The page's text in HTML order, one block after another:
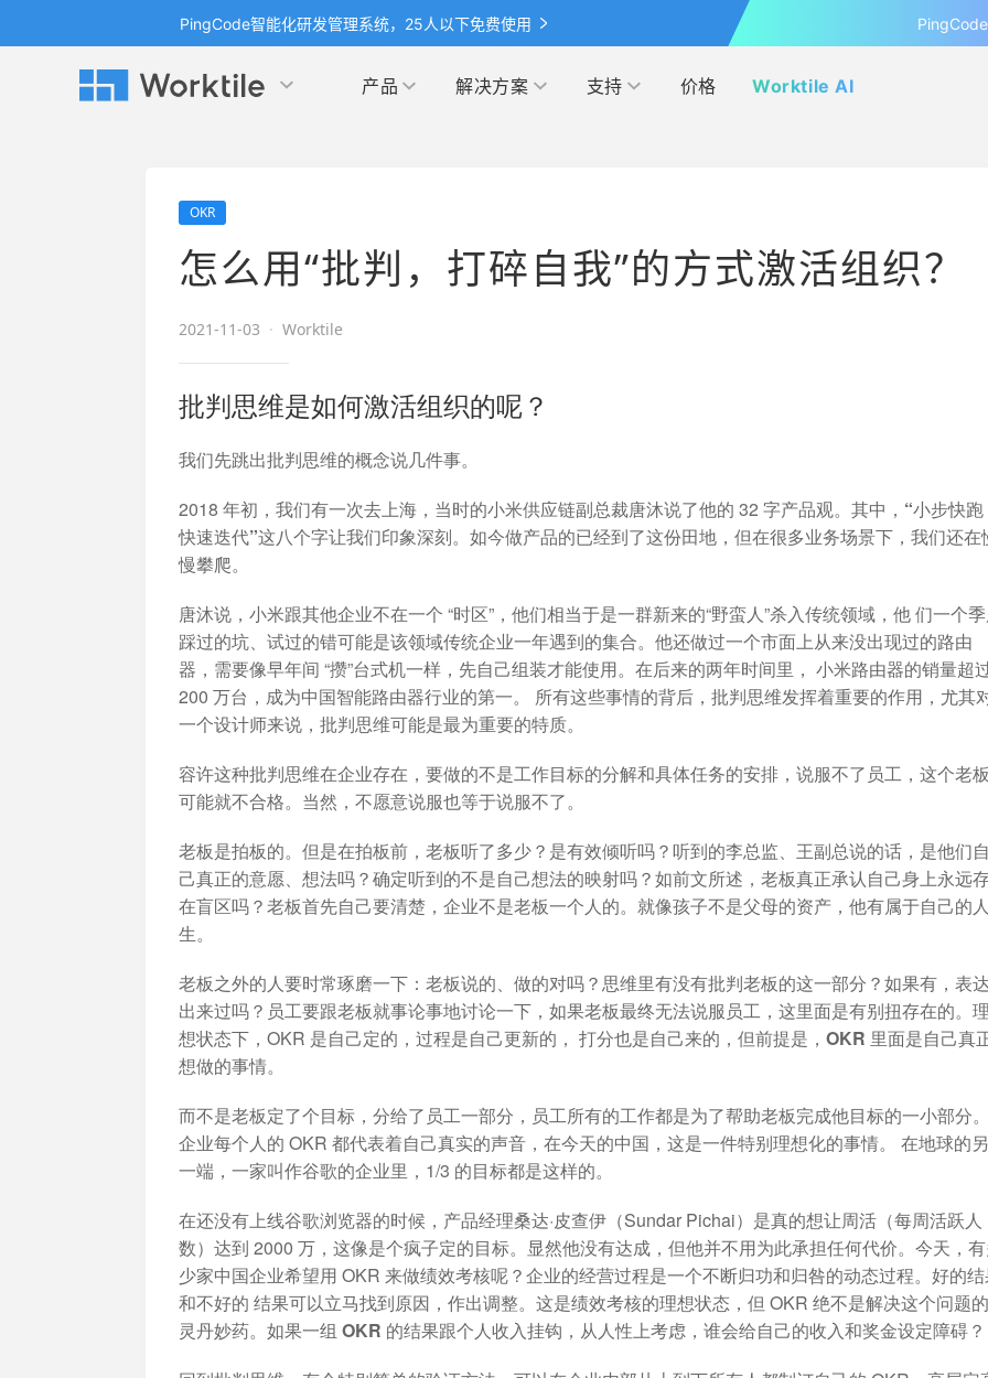
PingCode智能化研发管理系统，25人以下免费使用
产品
以项目化的方式管理企业任务 国内率先覆盖 OKR 全流程的应用 超大容量的企业级网盘
专注于工作场景的即时通讯工具
Worktile 旗下智能化研发管理工具 解决方案
人事行政
Worktile 旗下智能化研发管理工具 支持
全面了解 Worktile 的使用方法和技巧
地 OKR、敏捷研发等先进理念
加入开放平台，打造更好的开放平台
发现最新的产品动态、业界资讯和见
解洞察
生态联盟计划
与 Worktile 联合打造互助共赢的生态
体系
探索各行各业在 Worktile 上的最
践
我们的投资方
Worktile 旗下智能化研发管理工具 价格 Worktile AI
OKR
怎么用“批判，打碎自我”的方式激活组织？
2021-11-03 · Worktile
批判思维是如何激活组织的呢？
我们先跳出批判思维的概念说几件事。
2018 年初，我们有一次去上海，当时的小米供应链副总裁唐沐说了他的 32 字产品观。其中， “小步快跑
快速迭代”这八个字让我们印象深刻。如今做产品的已经到了这份田地，但在很多业务场景下，我们还在
慢攀爬。
唐沐说，小米跟其他企业不在一个 “时区”，他们相当于是一群新来的“野蛮人”杀入传统领域，他 们一个
踩过的坑、试过的错可能是该领域传统企业一年遇到的集合。他还做过一个市面上从来没出现过的路由
器，需要像早年间 “攒”台式机一样，先自己组装才能使用。在后来的两年时间里， 小米路由器的销量超
200 万台，成为中国智能路由器行业的第一。 所有这些事情的背后，批判思维发挥着重要的作用 ，尤其
一个设计师来说，批判思维可能是最为重要的特质。
容许这种批判思维在企业存在，要做的不是工作目标的分解和具体任务的安排，说服不了员工，这个老板
可能就不合格。当然，不愿意说服也等于说服不了。
老板是拍板的。但是在拍板前，老板听了多少？是有效倾听吗？听到的李总监、王副总说的话，是他们自
己真正的意愿、想法吗？确定听到的不是自己想法的映射吗？如前文所述，老板真正承认自己身上永远
在盲区吗？老板首先自己要清楚，企业不是老板一个人的。就像孩子不是父母的资产，他有属于自己的人
生。
老板之外的人要时常琢磨一下：老板说的、做的对吗？思维里有没有批判老板的这一部分？如果有，表达
出来过吗？员工要跟老板就事论事地讨论一下，如果老板最终无法说服员工，这里面是有别扭存在的。理
想状态下，OKR 是自己定的，过程是自己更新的， 打分也是自己来的， 但前提是，OKR 里面是自己真
想做的事情。
而不是老板定了个目标，分给了员工一部分，员工所有的工作都是为了帮助老板完成他目标的一小部分。
企业每个人的 OKR 都代表着自己真实的声音，在今天的中国，这是一件特别理想化的事情。 在地球的另
一端，一家叫作谷歌的企业里，1/3 的目标都是这样的。
在还没有上线谷歌浏览器的时候，产品经理桑达·皮查伊（Sundar Pichai）是真的想让周活（每周活跃人
数）达到 2000 万，这像是个疯子定的目标。显然他没有达成，但他并不用为此承担任何代价。今天，
少家中国企业希望用 OKR 来做绩效考核呢？企业的经营过程是一个不断归功和归咎的动态过程。好的
和不好的 结果可以立马找到原因，作出调整。这是绩效考核的理想状态，但 OKR 绝不是解决这个问题的
灵丹妙药。 如果一组 OKR 的结果跟个人收入挂钩，从人性上考虑，谁会给自己的收入和奖金设定障碍？